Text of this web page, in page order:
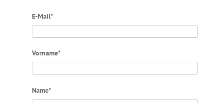
E-Mail*
Vorname*
Name*